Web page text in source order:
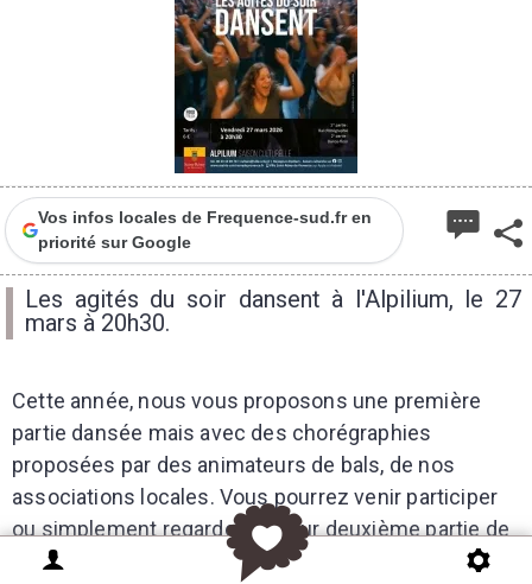
Vos infos locales de Frequence-sud.fr en
priorité sur Google
Les agités du soir dansent à l'Alpilium, le 27
mars à 20h30.
Cette année, nous vous proposons une première
partie dansée mais avec des chorégraphies
proposées par des animateurs de bals, de nos
associations locales. Vous pourrez venir participer
ou simplement regarder. Et pour deuxième partie de
soirée, vous serez libre de vous déhancher et sauter